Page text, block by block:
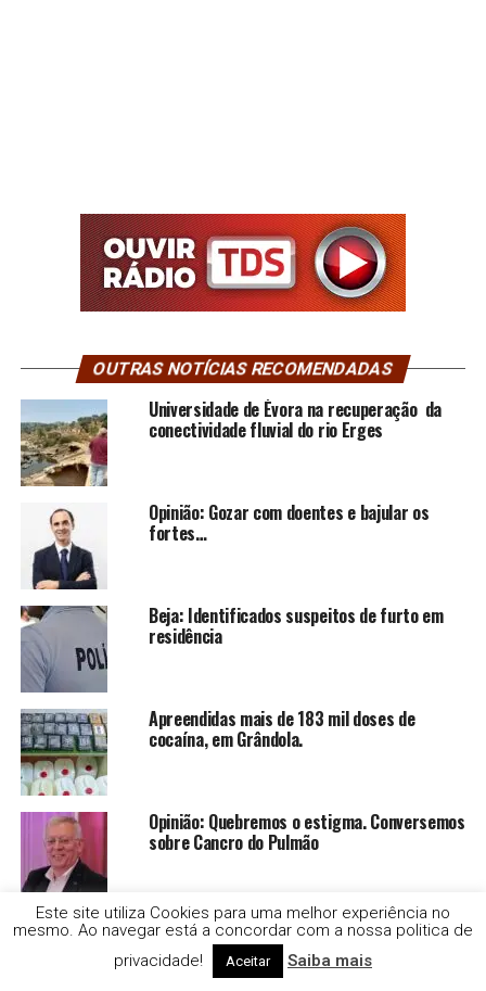
OUTRAS NOTÍCIAS RECOMENDADAS
Universidade de Évora na recuperação da
conectividade fluvial do rio Erges
Opinião: Gozar com doentes e bajular os
fortes…
Beja: Identificados suspeitos de furto em
residência
Apreendidas mais de 183 mil doses de
cocaína, em Grândola.
Opinião: Quebremos o estigma. Conversemos
sobre Cancro do Pulmão
E que tal um Sunset no sado? Começam já no
dia 7 de agosto.
Este site utiliza Cookies para uma melhor experiência no
mesmo. Ao navegar está a concordar com a nossa politica de
privacidade!
Aceitar Saiba mais